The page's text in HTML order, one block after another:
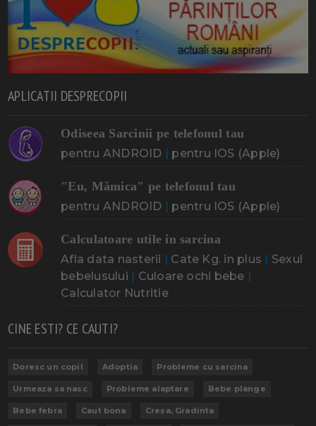
APLICATII DESPRECOPII
Odiseea Sarcinii pe telefonul tau
pentru ANDROID pentru IOS (Apple)
"Eu, Mămica" pe telefonul tau
pentru ANDROID pentru IOS (Apple)
Calculatoare utile in sarcina
Afla data nasterii Cate Kg. in plus
Sexul
bebelusului
Culoare ochi bebe
Calculator Nutritie
CINE ESTI? CE CAUTI?
Doresc un copil Adoptia Probleme cu sarcina
Urmeaza sa nasc Probleme alaptare Bebe plange
Bebe febra Caut bona Cresa, Gradinta